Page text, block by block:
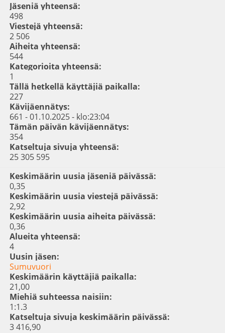
Jäseniä yhteensä:
498
Viestejä yhteensä:
2 506
Aiheita yhteensä:
544
Kategorioita yhteensä:
1
Tällä hetkellä käyttäjiä paikalla:
227
Kävijäennätys:
661 - 01.10.2025 - klo:23:04
Tämän päivän kävijäennätys:
354
Katseltuja sivuja yhteensä:
25 305 595
Keskimäärin uusia jäseniä päivässä:
0,35
Keskimäärin uusia viestejä päivässä:
2,92
Keskimäärin uusia aiheita päivässä:
0,36
Alueita yhteensä:
4
Uusin jäsen:
Sumuvuori
Keskimäärin käyttäjiä paikalla:
21,00
Miehiä suhteessa naisiin:
1:1.3
Katseltuja sivuja keskimäärin päivässä:
3 416,90